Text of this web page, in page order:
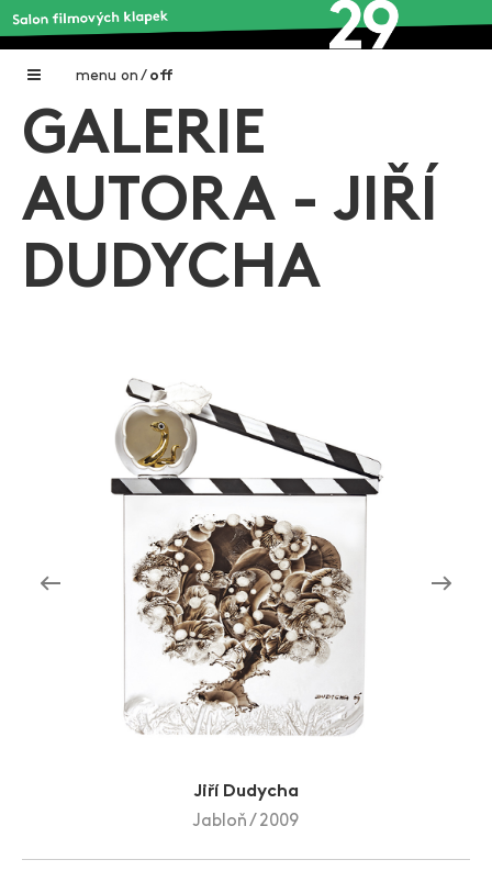
menu on / off
Home
Galerie filmových klapek
Autoři filmových klapek
Aukce filmových klapek
Aktuality
GALERIE
AUTORA - JIŘÍ
DUDYCHA
Jiří Dudycha
Jabloň / 2009